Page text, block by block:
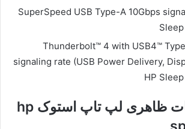
SuperSpeed USB Type-A 10Gbps
Thunderbolt™ 4 with USB4™
signaling rate (USB Power Delivery,
HP
سایر مشخصات ظاهری لپ تاپ استوک hp